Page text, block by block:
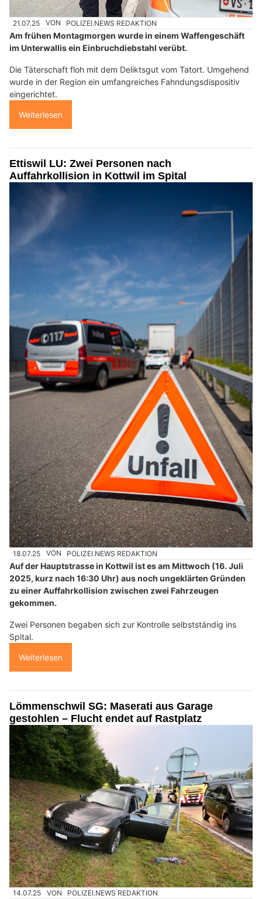
21.07.25 VON POLIZEI.NEWS REDAKTION
Am frühen Montagmorgen wurde in einem Waffengeschäft
im Unterwallis ein Einbruchdiebstahl verübt.
Die Täterschaft floh mit dem Deliktsgut vom Tatort. Umgehend
wurde in der Region ein umfangreiches Fahndungsdispositiv
eingerichtet.
Weiterlesen
Ettiswil LU: Zwei Personen nach
Auffahrkollision in Kottwil im Spital
18.07.25 VON POLIZEI.NEWS REDAKTION
Auf der Hauptstrasse in Kottwil ist es am Mittwoch (16. Juli
2025, kurz nach 16:30 Uhr) aus noch ungeklärten Gründen
zu einer Auffahrkollision zwischen zwei Fahrzeugen
gekommen.
Zwei Personen begaben sich zur Kontrolle selbstständig ins
Spital.
Weiterlesen
Lömmenschwil SG: Maserati aus Garage
gestohlen – Flucht endet auf Rastplatz
14.07.25 VON POLIZEI.NEWS REDAKTION